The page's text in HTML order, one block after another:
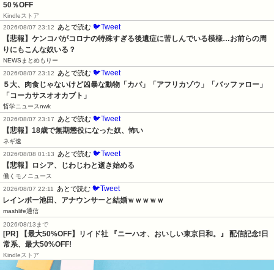
50％OFF
Kindleストア
2026/08/07 23:12
あとで読む 🐦Tweet
【悲報】ケンコバがコロナの特殊すぎる後遺症に苦しんでいる模様…お前らの周
りにもこんな奴いる？
NEWSまとめもりー
2026/08/07 23:12
あとで読む 🐦Tweet
５大、肉食じゃないけど凶暴な動物「カバ」「アフリカゾウ」「バッファロー」
「コーカサスオオカブト」
哲学ニュースnwk
2026/08/07 23:17
あとで読む 🐦Tweet
【悲報】18歳で無期懲役になった奴、怖い
ネギ速
2026/08/08 01:13
あとで読む 🐦Tweet
【悲報】ロシア、じわじわと逝き始める
働くモノニュース
2026/08/07 22:11
あとで読む 🐦Tweet
レインボー池田、アナウンサーと結婚ｗｗｗｗｗ
mashlife通信
2026/08/13まで
[PR] 【最大50%OFF】リイド社 『ニーハオ、おいしい東京日和。』 配信記念!日
常系、最大50%OFF!
Kindleストア